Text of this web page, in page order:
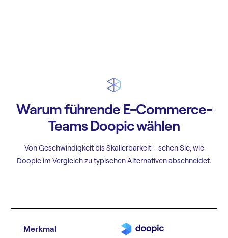
Warum führende E-Commerce-
Teams Doopic wählen
Von Geschwindigkeit bis Skalierbarkeit – sehen Sie, wie
Doopic im Vergleich zu typischen Alternativen abschneidet.
Merkmal